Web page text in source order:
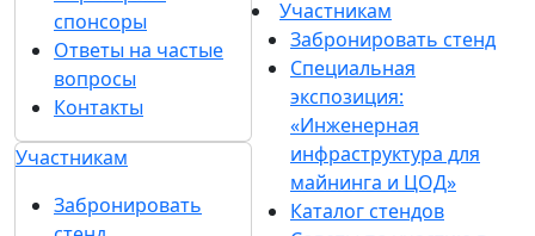
спонсоры
Ответы на частые
вопросы
Контакты
Участникам
Забронировать
Участникам
Забронировать стенд
Специальная
экспозиция:
«Инженерная
инфраструктура для
майнинга и ЦОД»
Каталог стендов